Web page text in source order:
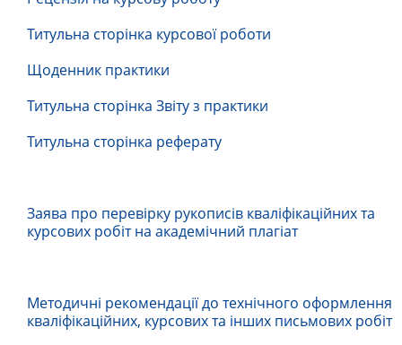
Титульна сторінка курсової роботи
Щоденник практики
Титульна сторінка Звіту з практики
Титульна сторінка реферату
Заява про перевірку рукописів кваліфікаційних та
курсових робіт на академічний плагіат
Методичні рекомендації до технічного оформлення
кваліфікаційних, курсових та інших письмових робіт